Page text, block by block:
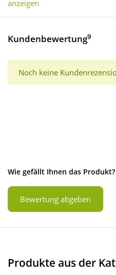
anzeigen
Kundenbewertung9
Noch keine
Wie gefällt Ihnen das Produkt?
Bewertung abgeben
Produkte aus der